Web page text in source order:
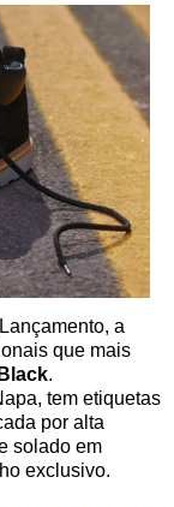
a
que mais
.
tem etiquetas
por alta
solado em
exclusivo.